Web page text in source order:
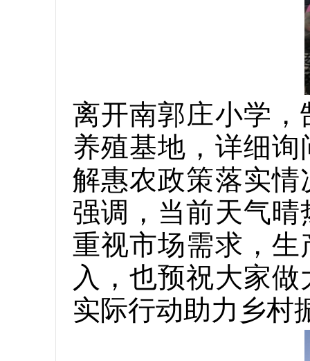
离开南郭庄小学
养殖基地，详细
解惠农政策落实
强调，当前天气
重视市场需求，
入，也预祝大家
实际行动助力乡村